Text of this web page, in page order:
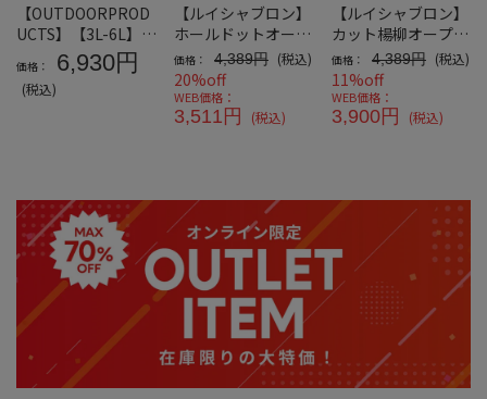
【OUTDOORPROD
UCTS】【3L-6L】ブ
ロード半袖オープン
カラーシャツ＊カタ
ログ商品
価格： 6,930円
(税込)
【ルイシャブロン】
ホールドットオープ
ンカラーシャツ
価格： 4,389円 (税込)
20%off
WEB価格：
3,511円 (税込)
【ルイシャブロン】
カット楊柳オープン
半袖シャツ
価格： 4,389円 (税込)
11%off
WEB価格：
3,900円 (税込)